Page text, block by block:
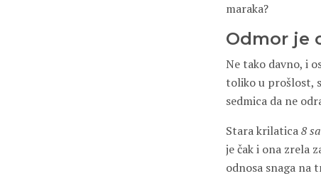
maraka?
Odmor je
Ne tako davno, i
toliko u prošlost,
sedmica da ne
Stara krilatica8
je čak i ona zrela
odnosa snaga na